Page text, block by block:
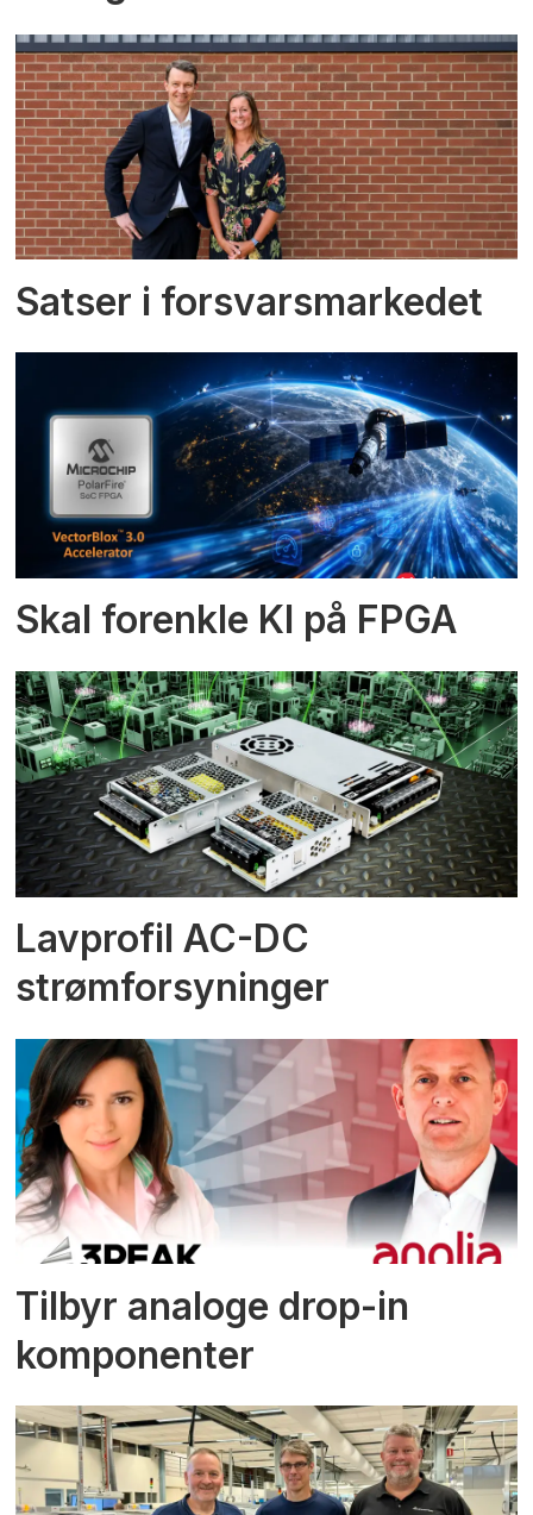
Satser i forsvarsmarkedet
Skal forenkle KI på FPGA
Lavprofil AC-DC
strømforsyninger
Tilbyr analoge drop-in
komponenter